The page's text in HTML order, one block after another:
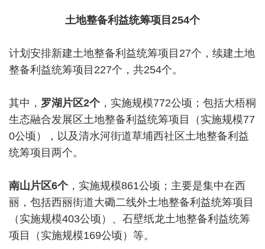
土地整备利益统筹项目254个
计划安排新建土地整备利益统筹项目27个，续建土地
整备利益统筹项目227个，共254个。
其中， 罗湖片区2个 ，实施规模772公顷；包括大梧桐
生态融合发展区土地整备利益统筹项目（实施规模77
0公顷），以及清水河街道草埔西社区土地整备利益
统筹项目两个。
南山片区6个 ，实施规模861公顷；主要是集中在西
丽，包括西丽街道大磡二线外土地整备利益统筹项目
（实施规模403公顷）、石壁纸龙土地整备利益统筹
项目（实施规模169公顷）等。